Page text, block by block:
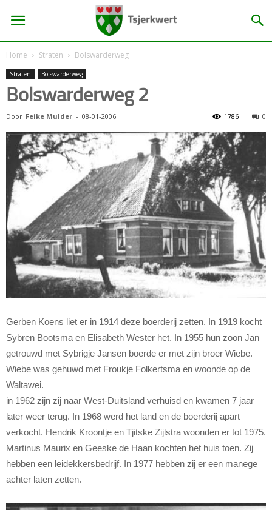
Home Straten Bolswarderweg
Straten Bolswarderweg
Bolswarderweg 2
Door Feike Mulder - 08-01-2006 0
1786
Gerben Koens liet er in 1914 deze boerderij zetten. In 1919 kocht
Sybren Bootsma en Elisabeth Wester het. In 1955 hun zoon Jan
getrouwd met Sybrigje Jansen boerde er met zijn broer Wiebe.
Wiebe was gehuwd met Froukje Folkertsma en woonde op de
Waltawei.
in 1962 zijn zij naar West-Duitsland verhuisd en kwamen 7 jaar
later weer terug. In 1968 werd het land en de boerderij apart
verkocht. Hendrik Kroontje en Tjitske Zijlstra woonden er tot 1975.
Martinus Maurix en Geeske de Haan kochten het huis toen. Zij
hebben een leidekkersbedrijf. In 1977 hebben zij er een manege
achter laten zetten.